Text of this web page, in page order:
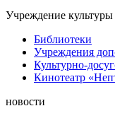
Учреждение культуры
Библиотеки
Учреждения
Культурно-
Кинотеатр
новости